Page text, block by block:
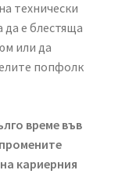
технически
да е блестяща
или да
попфолк
време във
кариерния